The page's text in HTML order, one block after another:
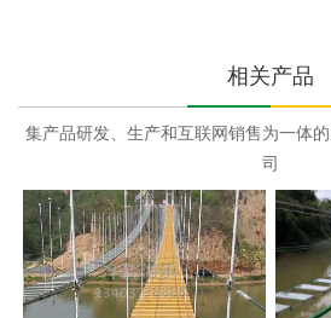
相关产品
集产品研发、生产和互联网销售为一体
司